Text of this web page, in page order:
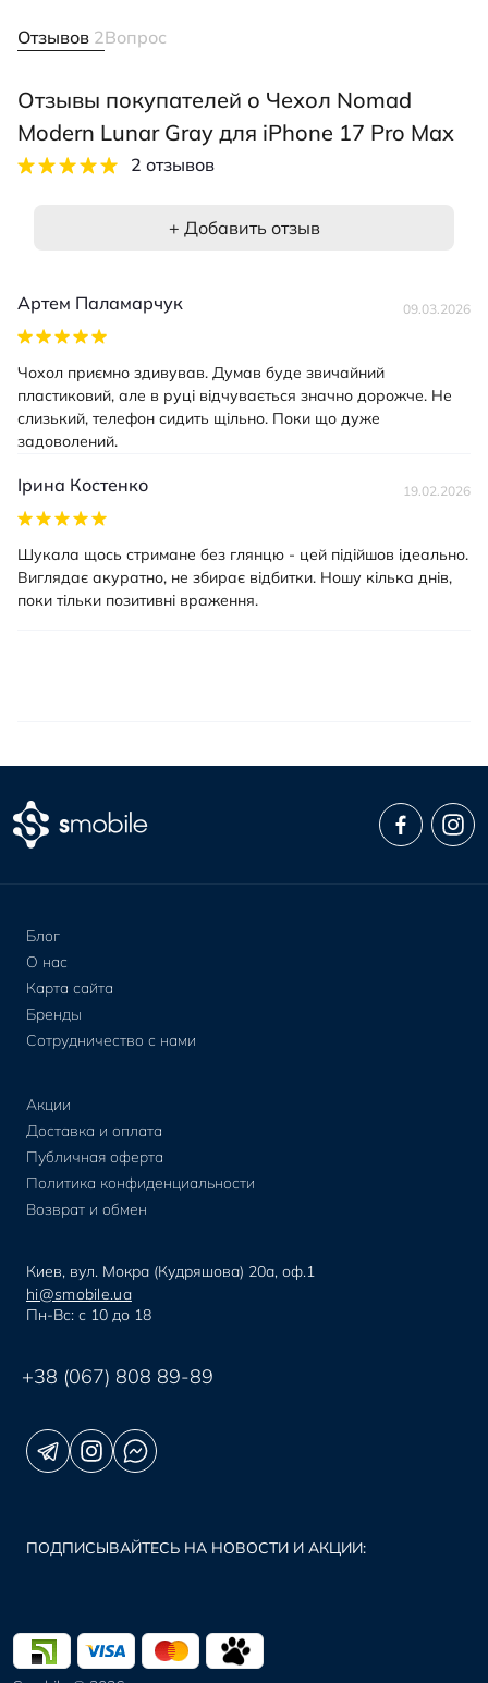
Отзывов 2Вопрос
Отзывы покупателей о Чехол Nomad
Modern Lunar Gray для iPhone 17 Pro Max
2 отзывов
+ Добавить отзыв
Артем Паламарчук 09.03.2026
Чохол приємно здивував. Думав буде звичайний
пластиковий, але в руці відчувається значно дорожче. Не
слизький, телефон сидить щільно. Поки що дуже
задоволений.
Ірина Костенко 19.02.2026
Шукала щось стримане без глянцю - цей підійшов ідеально.
Виглядає акуратно, не збирає відбитки. Ношу кілька днів,
поки тільки позитивні враження.
Блог
О нас
Карта сайта
Бренды
Сотрудничество с нами
Акции
Доставка и оплата
Публичная оферта
Политика конфиденциальности
Возврат и обмен
Киев, вул. Мокра (Кудряшова) 20а, оф.1
hi@smobile.ua
Пн-Вс: с 10 до 18
+38 (067) 808 89-89
ПОДПИСЫВАЙТЕСЬ НА НОВОСТИ И АКЦИИ: